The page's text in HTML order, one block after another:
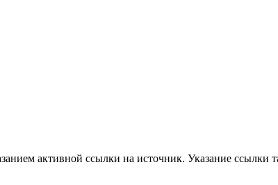
активной ссылки на источник. Указание ссылки